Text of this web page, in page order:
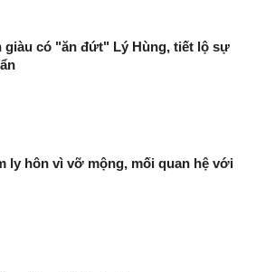
có "ăn đứt" Lý Hùng, tiết lộ sự
ly hôn vì vỡ mộng, mối quan hệ với